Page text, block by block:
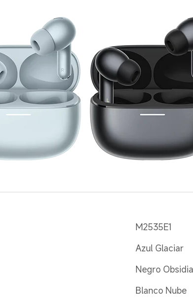
M2535E1
Azul Glaciar
Negro
Blanco Nube